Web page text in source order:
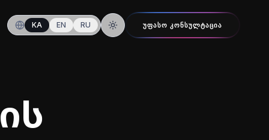
KA EN RU
ღამის რეჟიმზე გადართვა
ᲣᲤᲐᲡᲝ ᲙᲝᲜᲡᲣᲚᲢᲐᲪᲘᲐ